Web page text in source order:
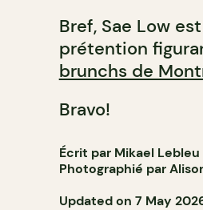
Bref, Sae Low
prétention
brunchs de
Bravo!
Écrit par Mikael Lebleu
Photographié par
Updated on 7 May